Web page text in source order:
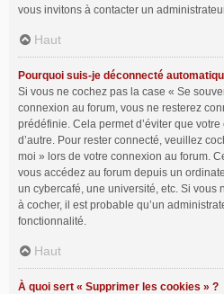
vous invitons à contacter un
Haut
Pourquoi suis-je déconnecté
Si vous ne cochez pas la case « Se
connexion au forum, vous ne resterez
prédéfinie. Cela permet d’éviter que
d’autre. Pour rester connecté, veuillez
moi » lors de votre connexion au forum.
vous accédez au forum depuis un
un cybercafé, une université, etc. Si vous
à cocher, il est probable qu’un
fonctionnalité.
Haut
À quoi sert « Supprimer les cookies » ?